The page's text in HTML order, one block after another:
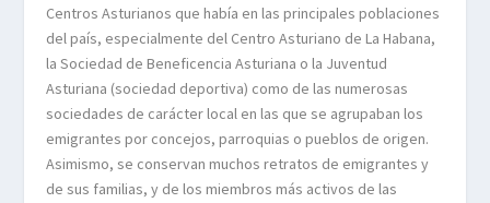
Centros Asturianos que había en las principales poblaciones
del país, especialmente del Centro Asturiano de La Habana,
la Sociedad de Beneficencia Asturiana o la Juventud
Asturiana (sociedad deportiva) como de las numerosas
sociedades de carácter local en las que se agrupaban los
emigrantes por concejos, parroquias o pueblos de origen.
Asimismo, se conservan muchos retratos de emigrantes y
de sus familias, y de los miembros más activos de las